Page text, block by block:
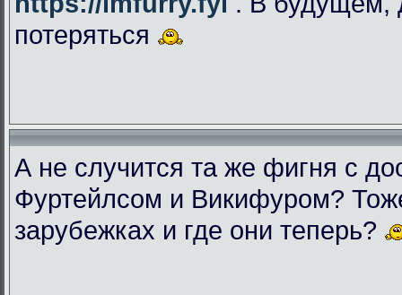
потеряться
А не случится та же фигня с
Фуртейлсом и Викифуром?
зарубежках и где они теперь?